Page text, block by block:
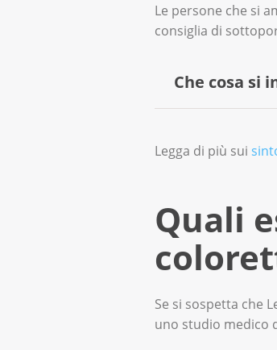
Le persone che si
consiglia di
Che cosa si
I medici
causare
Legga di più sui
Quali
Se si sospetta che
uno studio medico